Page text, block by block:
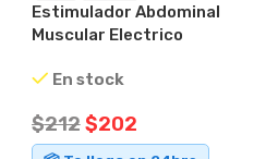
Estimulador Abdominal
Muscular Electrico
En stock
$212$202